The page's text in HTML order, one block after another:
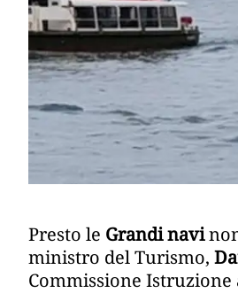
Presto le Grandi navi
ministro del Turismo,
Commissione Istruzione